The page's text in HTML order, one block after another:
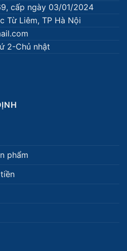
cấp ngày 03/01/2024
Từ Liêm, TP Hà Nội
2-Chủ nhật
phẩm